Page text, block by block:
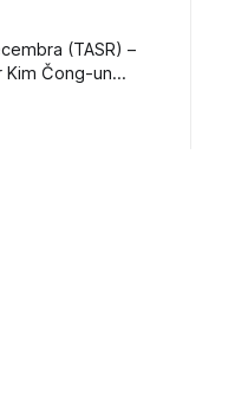
(TASR) –
Čong-un
a nešetril